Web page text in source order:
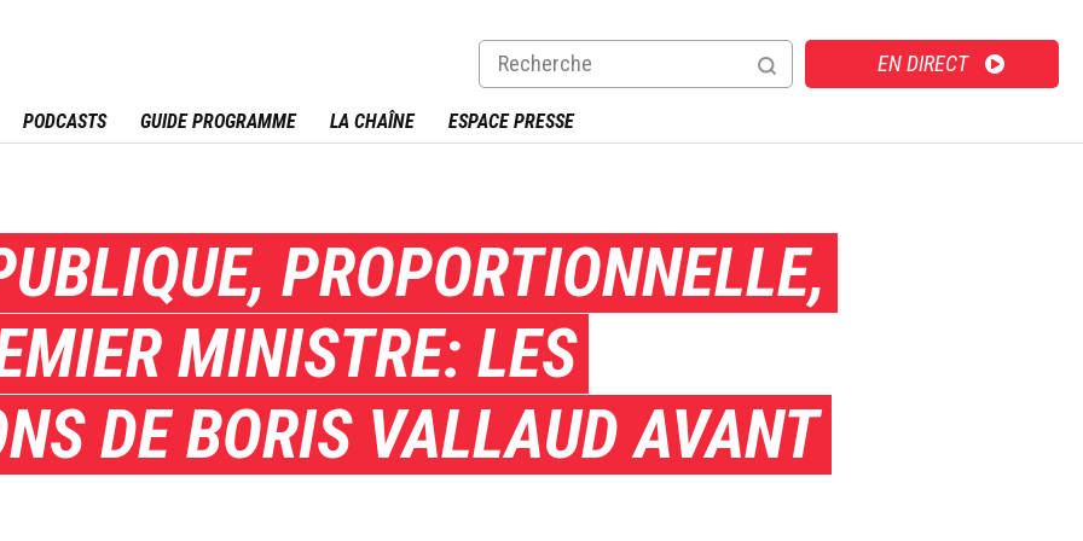
EN DIRECT
PODCASTS GUIDE PROGRAMME LA CHAÎNE ESPACE PRESSE
PROPORTIONNELLE,
MINISTRE: LES
DE BORIS VALLAUD AVANT